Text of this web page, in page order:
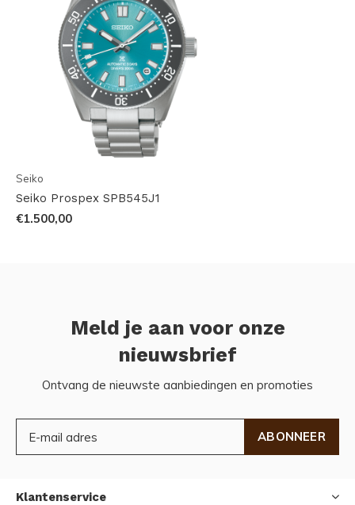
Seiko
Seiko Prospex SPB545J1
€1.500,00
Meld je aan voor onze
nieuwsbrief
Ontvang de nieuwste aanbiedingen en promoties
ABONNEER
Klantenservice